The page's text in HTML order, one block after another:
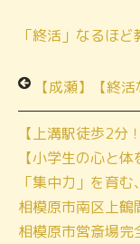
「終活」なるほ
【成瀬】【終活なるほど教室】小さな家族葬ハウ
【上溝駅徒歩2分
【小学生の心と
「集中力」を育
相模原市南区上
相模原市営斎場完